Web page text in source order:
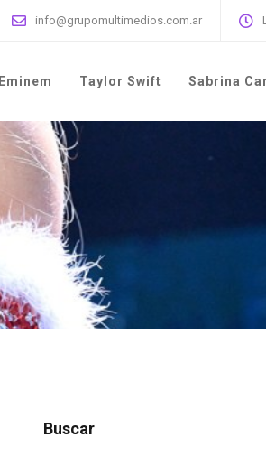
info@grupomultimedios.com.ar
Eminem Taylor Swift Sabrina
Buscar